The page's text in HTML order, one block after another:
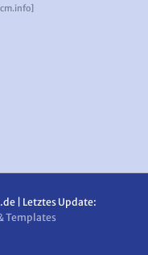
| Letztes Update:
Templates